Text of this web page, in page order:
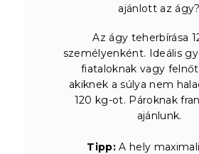
ajánlott az ágy?
Az ágy teherbírása
személyenként. Ideális
fiataloknak vagy
akiknek a súlya nem
120 kg-ot. Pároknak
ajánlunk.
Tipp: A hely